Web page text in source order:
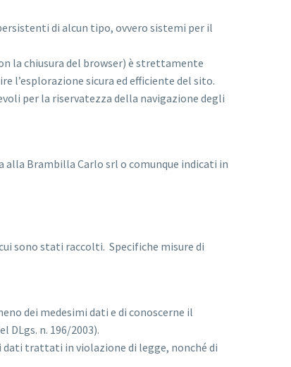
di alcun tipo, ovvero sistemi per il
la chiusura del browser) è strettamente
l’esplorazione sicura ed efficiente del sito.
per la riservatezza della navigazione degli
Brambilla Carlo srl o comunque indicati in
sono stati raccolti. Specifiche misure di
dei medesimi dati e di conoscerne il
n. 196/2003).
trattati in violazione di legge, nonché di